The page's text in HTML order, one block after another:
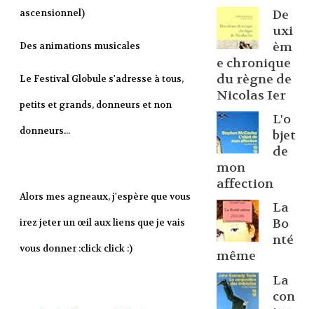
ascensionnel)
Des animations musicales
Le Festival Globule s'adresse à tous,
petits et grands, donneurs et non
donneurs...
Alors mes agneaux, j'espère que vous
irez jeter un œil aux liens que je vais
vous donner :click click :)
De
uxi
èm
e chronique
du règne de
Nicolas Ier
L'o
bjet
de
mon
affection
La
Bo
nté
même
La
con